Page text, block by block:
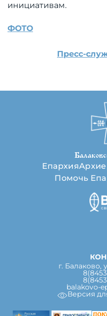
инициативам.
ФОТО
Пресс-
Епархия
Помочь
г. Балаково,
balakovo-
Версия